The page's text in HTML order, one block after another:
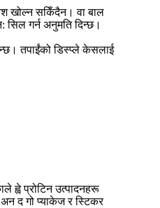
खोल्न सकिँदैन। वा बाल
सिल गर्न अनुमति दिन्छ।
तपाईंको डिस्प्ले केसलाई
ह्वे प्रोटिन उत्पादनहरू
अन द गो प्याकेज र स्टिकर